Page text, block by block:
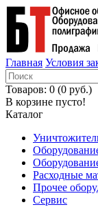
Главная Условия
Товаров: 0 (0 руб.)
В корзине пусто!
Каталог
Расходные
Прочее
Сервис